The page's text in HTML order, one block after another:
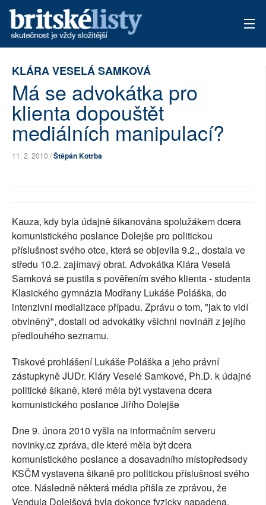
ARCHIV
TÉMATA
AUTOŘI
KLÁRA VESELÁ SAMKOVÁ
Má se advokátka pro
klienta dopouštět
mediálních manipulací?
11. 2. 2010 /Štěpán Kotrba
Kauza, kdy byla údajně šikanována spolužákem dcera
komunistického poslance Dolejše pro politickou
příslušnost svého otce, která se objevila 9.2., dostala ve
středu 10.2. zajímavý obrat. Advokátka Klára Veselá
Samková se pustila s pověřením svého klienta - studenta
Klasického gymnázia Modřany Lukáše Poláška, do
intenzivní medializace případu. Zprávu o tom, "jak to vidí
obviněný", dostali od advokátky všichni novináři z jejího
předlouhého seznamu.
Tiskové prohlášení Lukáše Poláška a jeho právní
zástupkyně JUDr. Kláry Veselé Samkové, Ph.D. k údajné
politické šikaně, které měla být vystavena dcera
komunistického poslance Jiřího Dolejše
Dne 9. února 2010 vyšla na informačním serveru
novinky.cz zpráva, dle které měla být dcera
komunistického poslance a dosavadního místopředsedy
KSČM vystavena šikaně pro politickou příslušnost svého
otce. Následně některá média přišla ze zprávou, že
Vendula Dolejšová byla dokonce fyzicky napadena.